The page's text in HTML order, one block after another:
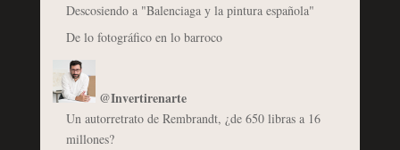
Descosiendo a "Balenciaga y la pintura española"
De lo fotográfico en lo barroco
@Invertirenarte
Un autorretrato de Rembrandt, ¿de 650 libras a 16
millones?